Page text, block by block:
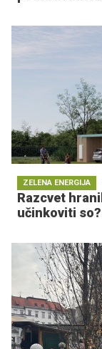
ZELENA ENERGIJA
Razcvet
učinkoviti so?